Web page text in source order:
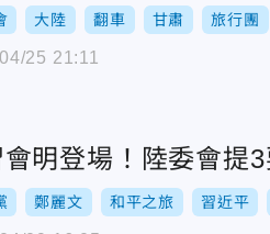
大陸 翻車 甘肅 旅行團
25 21:11
會明登場！陸委會
鄭麗文 和平之旅 習近平